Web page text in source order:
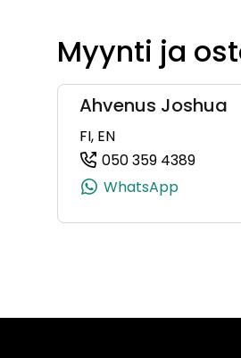
Myynti ja
Ahvenus Joshua
FI, EN
050 359 4389
WhatsApp